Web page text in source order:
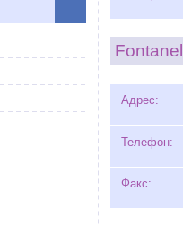
Адрес:
Телефон:
Факс: